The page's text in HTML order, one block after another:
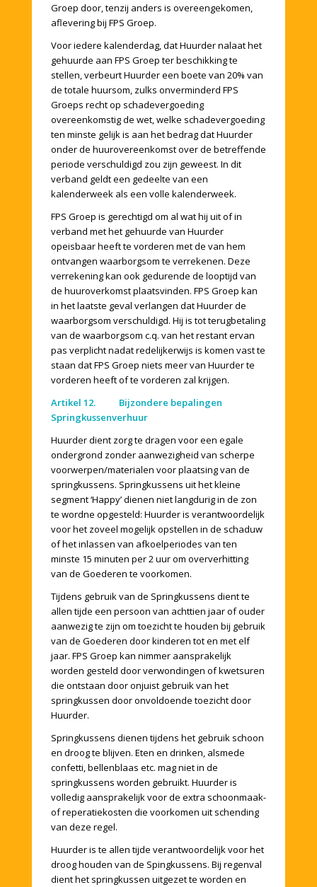
Groep door, tenzij anders is overeengekomen,
aflevering bij FPS Groep.
Voor iedere kalenderdag, dat Huurder nalaat het
gehuurde aan FPS Groep ter beschikking te
stellen, verbeurt Huurder een boete van 20% van
de totale huursom, zulks onverminderd FPS
Groeps recht op schadevergoeding
overeenkomstig de wet, welke schadevergoeding
ten minste gelijk is aan het bedrag dat Huurder
onder de huurovereenkomst over de betreffende
periode verschuldigd zou zijn geweest. In dit
verband geldt een gedeelte van een
kalenderweek als een volle kalenderweek.
FPS Groep is gerechtigd om al wat hij uit of in
verband met het gehuurde van Huurder
opeisbaar heeft te vorderen met de van hem
ontvangen waarborgsom te verrekenen. Deze
verrekening kan ook gedurende de looptijd van
de huuroverkomst plaatsvinden. FPS Groep kan
in het laatste geval verlangen dat Huurder de
waarborgsom verschuldigd. Hij is tot terugbetaling
van de waarborgsom c.q. van het restant ervan
pas verplicht nadat redelijkerwijs is komen vast te
staan dat FPS Groep niets meer van Huurder te
vorderen heeft of te vorderen zal krijgen.
Artikel 12. Bijzondere bepalingen
Springkussenverhuur
Huurder dient zorg te dragen voor een egale
ondergrond zonder aanwezigheid van scherpe
voorwerpen/materialen voor plaatsing van de
springkussens. Springkussens uit het kleine
segment ‘Happy’ dienen niet langdurig in de zon
te wordne opgesteld: Huurder is verantwoordelijk
voor het zoveel mogelijk opstellen in de schaduw
of het inlassen van afkoelperiodes van ten
minste 15 minuten per 2 uur om oververhitting
van de Goederen te voorkomen.
Tijdens gebruik van de Springkussens dient te
allen tijde een persoon van achttien jaar of ouder
aanwezig te zijn om toezicht te houden bij gebruik
van de Goederen door kinderen tot en met elf
jaar. FPS Groep kan nimmer aansprakelijk
worden gesteld door verwondingen of kwetsuren
die ontstaan door onjuist gebruik van het
springkussen door onvoldoende toezicht door
Huurder.
Springkussens dienen tijdens het gebruik schoon
en droog te blijven. Eten en drinken, alsmede
confetti, bellenblaas etc. mag niet in de
springkussens worden gebruikt. Huurder is
volledig aansprakelijk voor de extra schoonmaak-
of reperatiekosten die voorkomen uit schending
van deze regel.
Huurder is te allen tijde verantwoordelijk voor het
droog houden van de Spingkussens. Bij regenval
dient het springkussen uitgezet te worden en